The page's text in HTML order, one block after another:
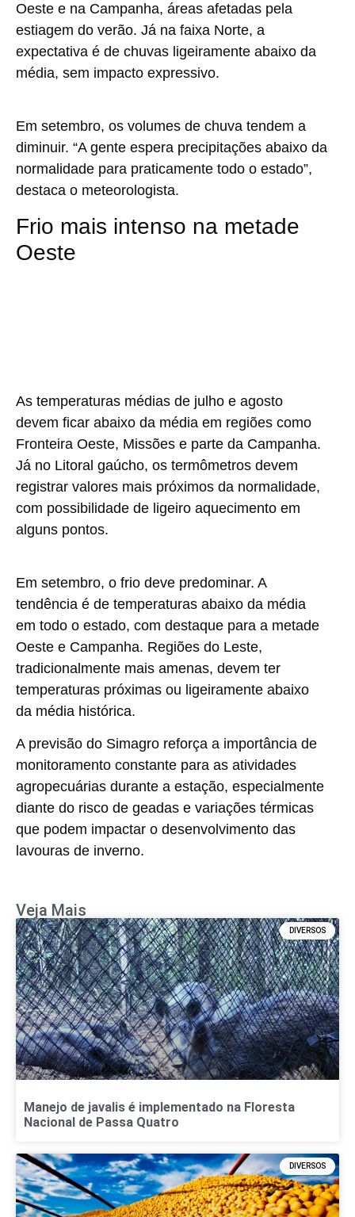
Oeste e na Campanha, áreas afetadas pela
estiagem do verão. Já na faixa Norte, a
expectativa é de chuvas ligeiramente abaixo da
média, sem impacto expressivo.
Em setembro, os volumes de chuva tendem a
diminuir. “A gente espera precipitações abaixo da
normalidade para praticamente todo o estado”,
destaca o meteorologista.
Frio mais intenso na metade
Oeste
As temperaturas médias de julho e agosto
devem ficar abaixo da média em regiões como
Fronteira Oeste, Missões e parte da Campanha.
Já no Litoral gaúcho, os termômetros devem
registrar valores mais próximos da normalidade,
com possibilidade de ligeiro aquecimento em
alguns pontos.
Em setembro, o frio deve predominar. A
tendência é de temperaturas abaixo da média
em todo o estado, com destaque para a metade
Oeste e Campanha. Regiões do Leste,
tradicionalmente mais amenas, devem ter
temperaturas próximas ou ligeiramente abaixo
da média histórica.
A previsão do Simagro reforça a importância de
monitoramento constante para as atividades
agropecuárias durante a estação, especialmente
diante do risco de geadas e variações térmicas
que podem impactar o desenvolvimento das
lavouras de inverno.
Veja Mais
DIVERSOS
Manejo de javalis é implementado na Floresta
Nacional de Passa Quatro
DIVERSOS